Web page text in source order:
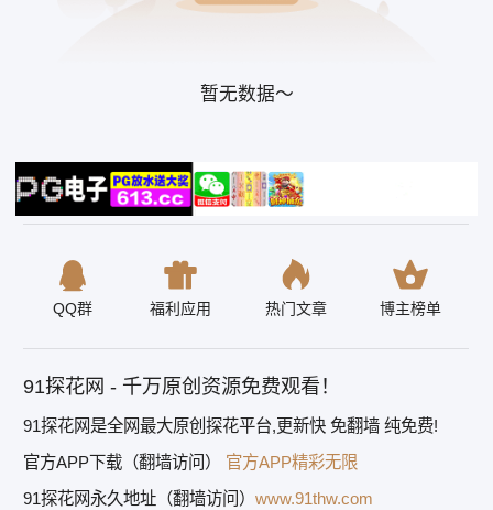
暂无数据～
QQ群 福利应用 热门文章 博主榜单
91探花网 - 千万原创资源免费观看！
91探花网是全网最大原创探花平台,更新快 免翻墙 纯免费!
官方APP下载（翻墙访问）
官方APP精彩无限
91探花网永久地址（翻墙访问） www.91thw.com